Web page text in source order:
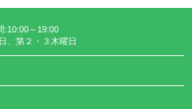
:10:00～19:00
、第２・３木曜日